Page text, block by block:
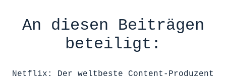
An diesen Beiträgen
beteiligt:
Netflix: Der weltbeste Content-Produzent